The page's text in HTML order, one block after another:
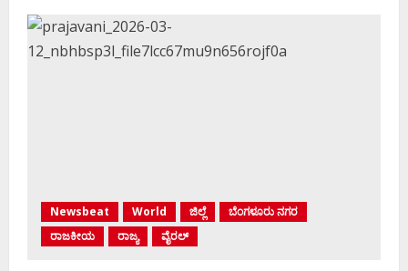
Newsbeat World ಜಿಲ್ಲೆ
ಬೆಂಗಳೂರು ನಗರ
ರಾಜಕೀಯ
ರಾಜ್ಯ ವೈರಲ್